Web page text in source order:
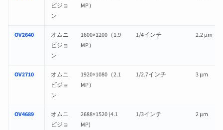
ビジョ
ン
MP）
OV2640
オムニ
ビジョ
ン
1600×1200（1.9
MP）
1/4インチ 2.2 µm
OV2710
オムニ
ビジョ
ン
1920×1080（2.1
MP）
1/2.7インチ 3 µm
OV4689
オムニ
ビジョ
2688×1520 (4.1
MP)
1/3インチ 2 µm